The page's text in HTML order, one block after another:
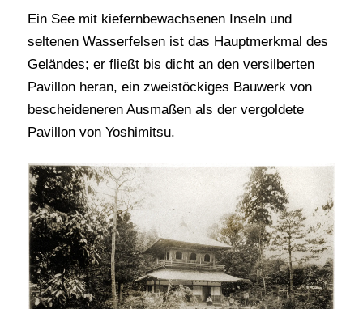
Ein See mit kiefernbewachsenen Inseln und
seltenen Wasserfelsen ist das Hauptmerkmal des
Geländes; er fließt bis dicht an den versilberten
Pavillon heran, ein zweistöckiges Bauwerk von
bescheideneren Ausmaßen als der vergoldete
Pavillon von Yoshimitsu.